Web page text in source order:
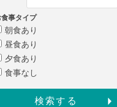
食事タイプ
朝食あり
昼食あり
夕食あり
食事なし